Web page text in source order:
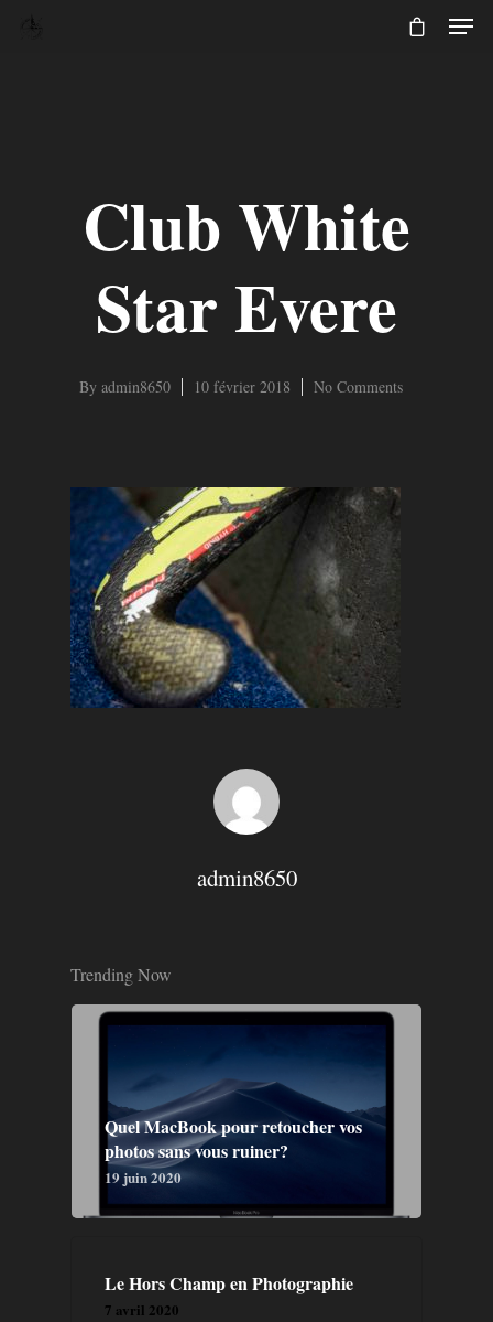
Hit enter to search or ESC to close
Club White
Star Evere
By admin8650 10 février 2018 No Comments
admin8650
Trending Now
Quel MacBook pour retoucher vos
photos sans vous ruiner?
19 juin 2020
Le Hors Champ en Photographie
7 avril 2020